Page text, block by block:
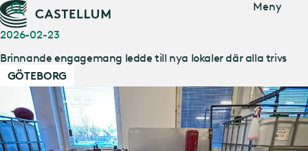
Meny
2026-02-23
Brinnande engagemang ledde till nya lokaler där alla trivs
GÖTEBORG